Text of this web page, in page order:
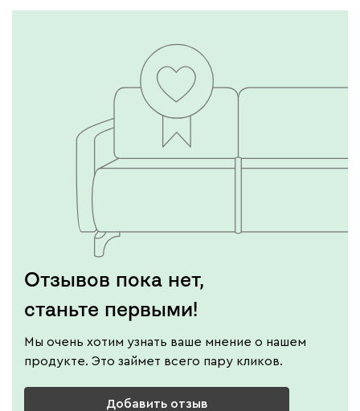
Отзывов пока нет,
станьте первыми!
Мы очень хотим узнать ваше мнение о нашем
продукте. Это займет всего пару кликов.
Добавить отзыв